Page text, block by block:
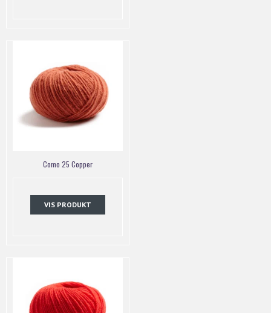
Como 25 Copper
VIS PRODUKT